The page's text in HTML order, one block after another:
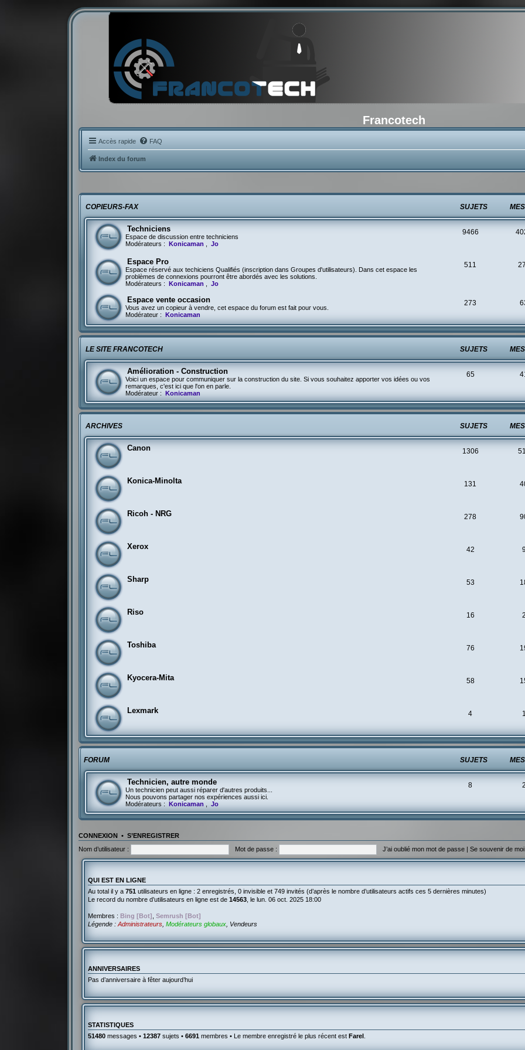
Francotech
Accès rapide FAQ
Index du forum
COPIEURS-FAX SUJETS
Techniciens
Espace de discussion entre techniciens
Modérateurs :
Konicaman Jo
9466
Espace Pro
Espace réservé aux techiciens Qualifiés (inscription dans Groupes d'utilisateurs). Dans cet espace les
problèmes de connexions pourront être abordés avec les solutions.
Modérateurs :
Konicaman Jo
511
Espace vente occasion
Vous avez un copieur à vendre, cet espace du forum est fait pour vous.
Modérateur :
Konicaman
273
LE SITE FRANCOTECH SUJETS
Amélioration - Construction
Voici un espace pour communiquer sur la construction du site. Si vous souhaitez apporter vos idées ou vos
remarques, c'est ici que l'on en parle.
Modérateur :
Konicaman
65
ARCHIVES SUJETS
Canon 1306
Konica-Minolta 131
Ricoh - NRG 278
Xerox 42
Sharp 53
Riso 16
Toshiba 76
Kyocera-Mita 58
Lexmark 4
FORUM SUJETS
Technicien, autre monde
Un technicien peut aussi réparer d'autres produits...
Nous pouvons partager nos expériences aussi ici.
Modérateurs :
Konicaman Jo
8
CONNEXION •S’ENREGISTRER
Nom d’utilisateur :
Mot de passe : J’ai oublié mon mot de passe | Se souvenir de moi
QUI EST EN LIGNE
Au total il y a751 utilisateurs en ligne : 2 enregistrés, 0 invisible et 749 invités (d’après le nombre d’utilisateurs actifs ces 5 dernières minutes)
Le record du nombre d’utilisateurs en ligne est de14563 , le lun. 06 oct. 2025 18:00
Membres : Bing [Bot] ,Semrush [Bot]
Légende :Administrateurs ,Modérateurs globaux Vendeurs
ANNIVERSAIRES
Pas d’anniversaire à fêter aujourd’hui
STATISTIQUES
51480 messages •12387 sujets •6691 membres • Le membre enregistré le plus récent estFarel